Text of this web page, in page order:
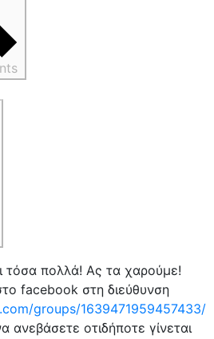
τόσα πολλά! Ας τα χαρούμε!
facebook στη διεύθυνση
groups/1639471959457433/
ανεβάσετε οτιδήποτε γίνεται